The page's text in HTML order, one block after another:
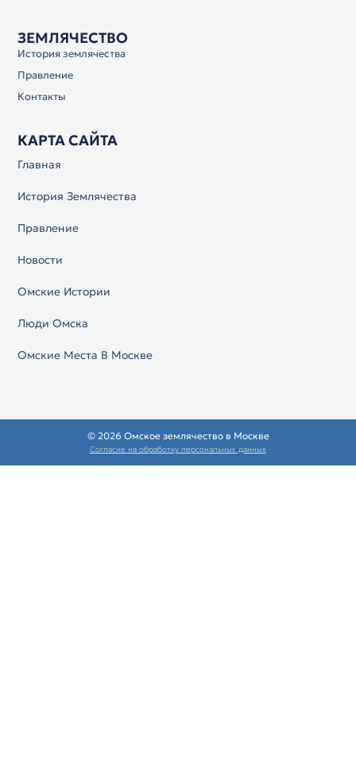
ЗЕМЛЯЧЕСТВО
История землячества
Правление
Контакты
КАРТА САЙТА
Главная
История Землячества
Правление
Новости
Омские Истории
Люди Омска
Омские Места В Москве
© 2026 Омское землячество в Москве
Согласие на обработку персональных данных